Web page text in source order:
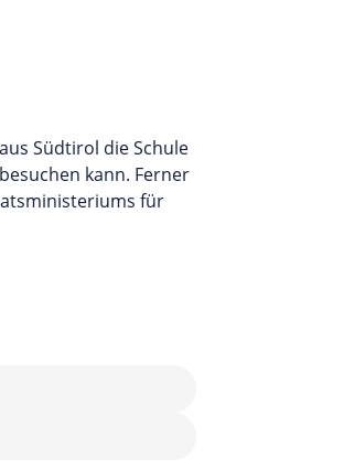
Südtirol die Schule
kann. Ferner
für